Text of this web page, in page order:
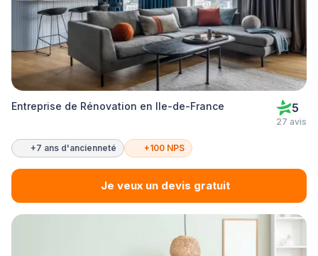
Entreprise de Rénovation en Ile-de-France 5
27 avis
+7 ans d'ancienneté +100 NPS
Je veux un devis gratuit